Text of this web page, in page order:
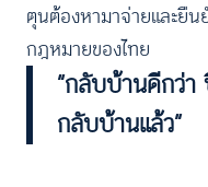
ตุนต้องหามาจ่ายและยืน
กฎหมายของไทย
“กลับบ้านดีกว่
กลับบ้านแล้ว”